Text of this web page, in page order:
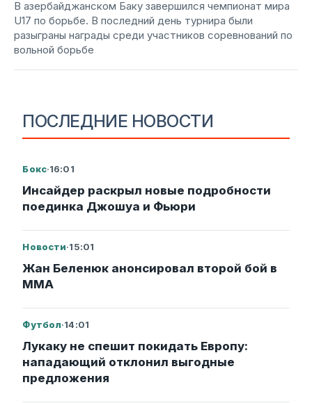
ПОСЛЕДНИЕ НОВОСТИ
Бокс·16:01
Инсайдер раскрыл новые подробности
поединка Джошуа и Фьюри
Новости·15:01
Жан Беленюк анонсировал второй бой в
ММА
Футбол·14:01
Лукаку не спешит покидать Европу:
нападающий отклонил выгодные
предложения
В азербайджанском Баку завершился чемпионат мира
U17 по борьбе. В последний день турнира были
разыграны награды среди участников соревнований по
вольной борьбе